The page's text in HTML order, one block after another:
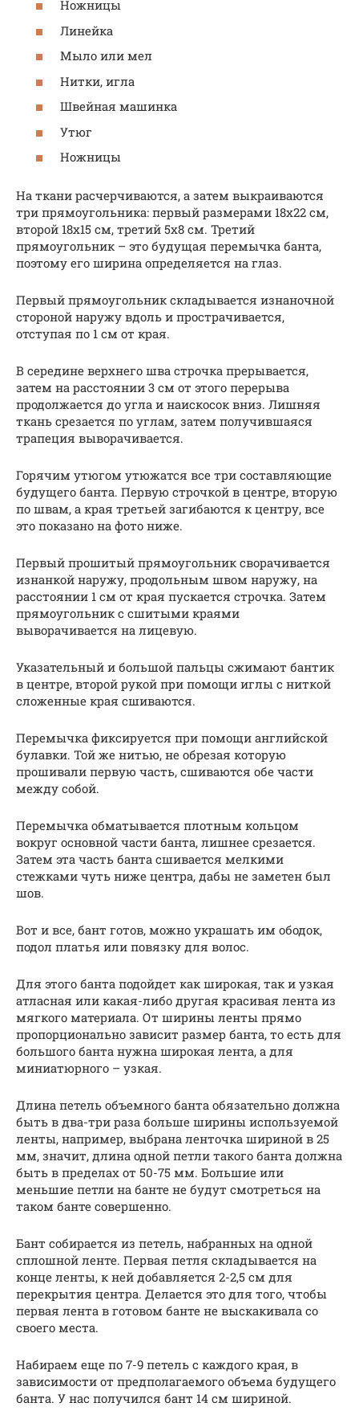
Ножницы
Линейка
Мыло или мел
Нитки, игла
Швейная машинка
Утюг
Ножницы
На ткани расчерчиваются, а затем выкраиваются
три прямоугольника: первый размерами 18х22 см,
второй 18х15 см, третий 5х8 см. Третий
прямоугольник – это будущая перемычка банта,
поэтому его ширина определяется на глаз.
Первый прямоугольник складывается изнаночной
стороной наружу вдоль и прострачивается,
отступая по 1 см от края.
В середине верхнего шва строчка прерывается,
затем на расстоянии 3 см от этого перерыва
продолжается до угла и наискосок вниз. Лишняя
ткань срезается по углам, затем получившаяся
трапеция выворачивается.
Горячим утюгом утюжатся все три составляющие
будущего банта. Первую строчкой в центре, вторую
по швам, а края третьей загибаются к центру, все
это показано на фото ниже.
Первый прошитый прямоугольник сворачивается
изнанкой наружу, продольным швом наружу, на
расстоянии 1 см от края пускается строчка. Затем
прямоугольник с сшитыми краями
выворачивается на лицевую.
Указательный и большой пальцы сжимают бантик
в центре, второй рукой при помощи иглы с ниткой
сложенные края сшиваются.
Перемычка фиксируется при помощи английской
булавки. Той же нитью, не обрезая которую
прошивали первую часть, сшиваются обе части
между собой.
Перемычка обматывается плотным кольцом
вокруг основной части банта, лишнее срезается.
Затем эта часть банта сшивается мелкими
стежками чуть ниже центра, дабы не заметен был
шов.
Вот и все, бант готов, можно украшать им ободок,
подол платья или повязку для волос.
Для этого банта подойдет как широкая, так и узкая
атласная или какая-либо другая красивая лента из
мягкого материала. От ширины ленты прямо
пропорционально зависит размер банта, то есть для
большого банта нужна широкая лента, а для
миниатюрного – узкая.
Длина петель объемного банта обязательно должна
быть в два-три раза больше ширины используемой
ленты, например, выбрана ленточка шириной в 25
мм, значит, длина одной петли такого банта должна
быть в пределах от 50-75 мм. Большие или
меньшие петли на банте не будут смотреться на
таком банте совершенно.
Бант собирается из петель, набранных на одной
сплошной ленте. Первая петля складывается на
конце ленты, к ней добавляется 2-2,5 см для
перекрытия центра. Делается это для того, чтобы
первая лента в готовом банте не выскакивала со
своего места.
Набираем еще по 7-9 петель с каждого края, в
зависимости от предполагаемого объема будущего
банта. У нас получился бант 14 см шириной.